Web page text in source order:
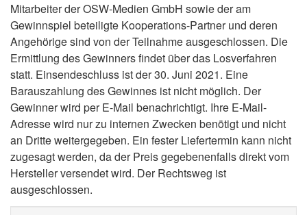
Mitarbeiter der OSW-Medien GmbH sowie der am
Gewinnspiel beteiligte Kooperations-Partner und deren
Angehörige sind von der Teilnahme ausgeschlossen. Die
Ermittlung des Gewinners findet über das Losverfahren
statt. Einsendeschluss ist der 30. Juni 2021. Eine
Barauszahlung des Gewinnes ist nicht möglich. Der
Gewinner wird per E-Mail benachrichtigt. Ihre E-Mail-
Adresse wird nur zu internen Zwecken benötigt und nicht
an Dritte weitergegeben. Ein fester Liefertermin kann nicht
zugesagt werden, da der Preis gegebenenfalls direkt vom
Hersteller versendet wird. Der Rechtsweg ist
ausgeschlossen.